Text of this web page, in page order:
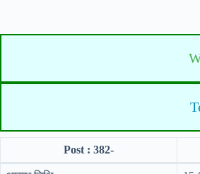
Post : 382-